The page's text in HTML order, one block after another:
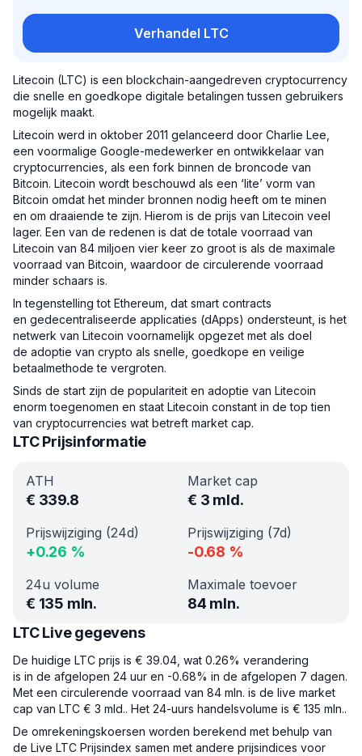
Verhandel LTC
Litecoin (LTC) is een blockchain-aangedreven cryptocurrency
die snelle en goedkope digitale betalingen tussen gebruikers
mogelijk maakt.
Litecoin werd in oktober 2011 gelanceerd door Charlie Lee,
een voormalige Google-medewerker en ontwikkelaar van
cryptocurrencies, als een fork binnen de broncode van
Bitcoin. Litecoin wordt beschouwd als een ‘lite’ vorm van
Bitcoin omdat het minder bronnen nodig heeft om te minen
en om draaiende te zijn. Hierom is de prijs van Litecoin veel
lager. Een van de redenen is dat de totale voorraad van
Litecoin van 84 miljoen vier keer zo groot is als de maximale
voorraad van Bitcoin, waardoor de circulerende voorraad
minder schaars is.
In tegenstelling tot Ethereum, dat smart contracts
en gedecentraliseerde applicaties (dApps) ondersteunt, is het
netwerk van Litecoin voornamelijk opgezet met als doel
de adoptie van crypto als snelle, goedkope en veilige
betaalmethode te vergroten.
Sinds de start zijn de populariteit en adoptie van Litecoin
enorm toegenomen en staat Litecoin constant in de top tien
van cryptocurrencies wat betreft market cap.
LTC Prijsinformatie
ATH
€ 339.8
Market cap
€ 3 mld.
Prijswijziging (24d)
+0.26 %
Prijswijziging (7d)
-0.68 %
24u volume
€ 135 mln.
Maximale toevoer
84 mln.
LTC Live gegevens
De huidige LTC prijs is € 39.04, wat 0.26% verandering
is in de afgelopen 24 uur en -0.68% in de afgelopen 7 dagen.
Met een circulerende voorraad van 84 mln. is de live market
cap van LTC € 3 mld.. Het 24-uurs handelsvolume is € 135 mln..
De omrekeningskoersen worden berekend met behulp van
de Live LTC Prijsindex samen met andere prijsindices voor